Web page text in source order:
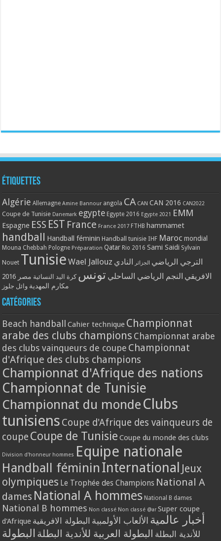
Étiquettes
Algérie Allemagne Amine Bannour angola CA CAN CAN 2016 CAN2022
Coupe de Tunisie Danemark egypte Egypte 2016 Egypte 2021 EMM
Espagne ESS EST France France 2017 FTHB hammamet
handball Handball féminin Handball tunisie IHF Maroc mondial
Mouna Chebbah Pologne Préparation Qatar Rio 2016 Sami Saidi Sylvain
Nouet Tunisie Wael Jallouz الترجي الرياضي الجزائر النادي
الافريقي النجم الرياضي الساحلي تونس كرة اليد النسائية مصر 2016
مكارم المهدية وائل جلوز
Catégories
Beach handball Cahier technique Championnat
arabe des clubs champions Championnat arabe
des clubs vainqueurs de coupe Championnat
d'Afrique des clubs champions
Championnat d'Afrique des nations
Championnat de Tunisie
Championnat du monde Clubs
tunisiens Coupe d'Afrique des vainqueurs de
coupe Coupe de Tunisie Coupe du monde des clubs
Division d'honneur hommes Equipe nationale
Handball féminin International Jeux
olympiques Le Trophée des Champions National A
dames National A hommes National B dames
National B hommes Non classé Non classé @ar Super coupe
d'Afrique
أخبار عالمية الألعاب الأولمبية البطولة الافريقية
للأندية البطلة البطولة العربية للأندية البطلة البطولة